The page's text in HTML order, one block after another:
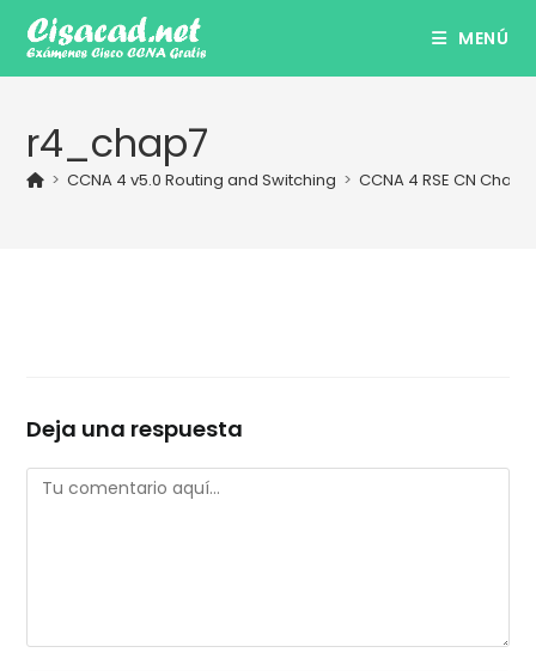
contenido
MENÚ
r4_chap7
> CCNA 4 v5.0 Routing and Switching > CCNA 4 RSE CN
Deja una respuesta
Comentario